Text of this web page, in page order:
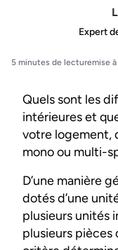
Expert
5 minutes de lecturemise
Quels sont les
intérieures et
votre logement,
mono ou multi-
D’une manière
dotés d’une
plusieurs unités
plusieurs